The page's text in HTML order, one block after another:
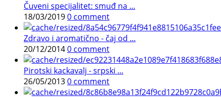
Čuveni specijalitet: smuđ na ...
18/03/20190 comment
Zdravo i aromatično - čaj od ...
20/12/20140 comment
Pirotski kackavalj - srpski ...
26/05/20130 comment